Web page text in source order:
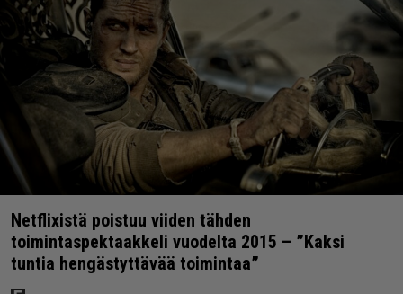
Netflixistä poistuu viiden tähden
toimintaspektaakkeli vuodelta 2015 – ”Kaksi
tuntia hengästyttävää toimintaa”